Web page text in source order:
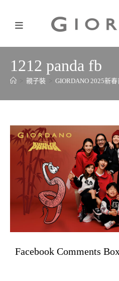
1212 panda fb
親子裝 GIORDANO 2025新
Facebook Comments